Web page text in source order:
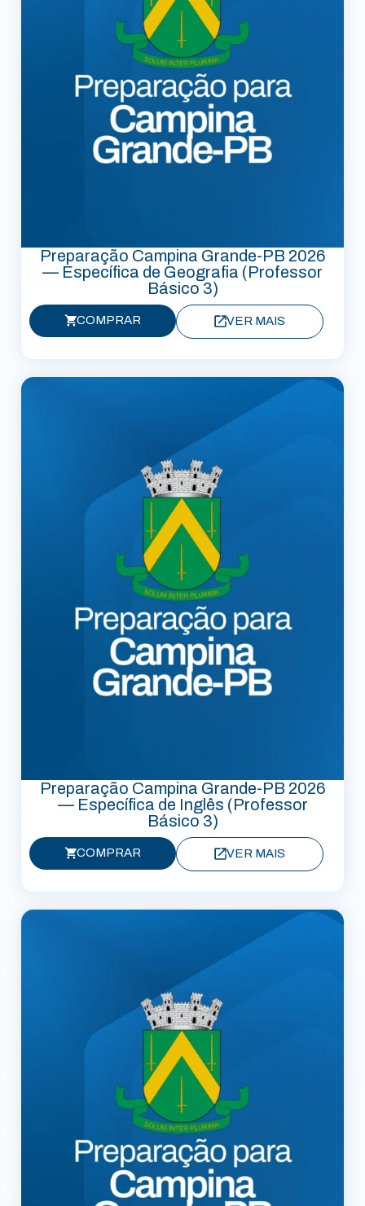
Preparação Campina Grande-PB 2026
— Específica de Geografia (Professor
Básico 3)
COMPRAR VER MAIS
Preparação Campina Grande-PB 2026
— Específica de Inglês (Professor
Básico 3)
COMPRAR VER MAIS